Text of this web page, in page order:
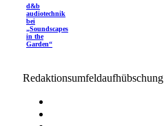
d&b
audiotechnik
bei
„Soundscapes
in the
Garden“
Redaktionsumfeldaufhübschung